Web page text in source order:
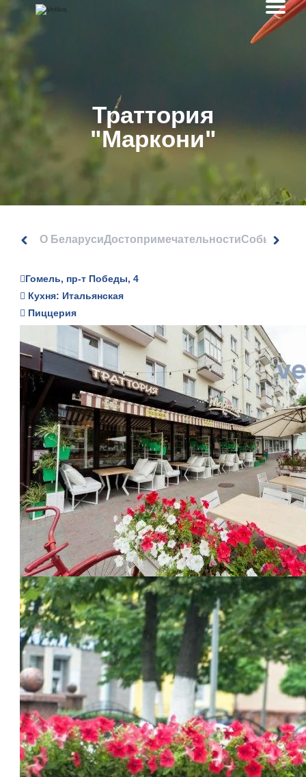
Траттория
"Маркони"
О БеларусиДостопримечательностиСобытия
Гомель, пр-т Победы, 4
Кухня: Итальянская
Пиццерия